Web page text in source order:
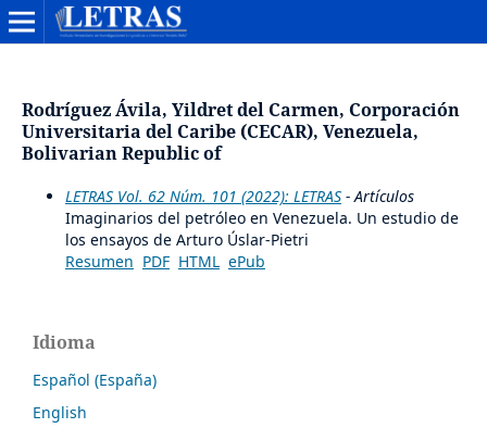
Rodríguez Ávila, Yildret del Carmen, Corporación
Universitaria del Caribe (CECAR), Venezuela,
Bolivarian Republic of
LETRAS Vol. 62 Núm. 101 (2022): LETRAS- Artículos
Imaginarios del petróleo en Venezuela. Un estudio de
los ensayos de Arturo Úslar-Pietri
Resumen PDF HTML ePub
Idioma
Español (España)
English